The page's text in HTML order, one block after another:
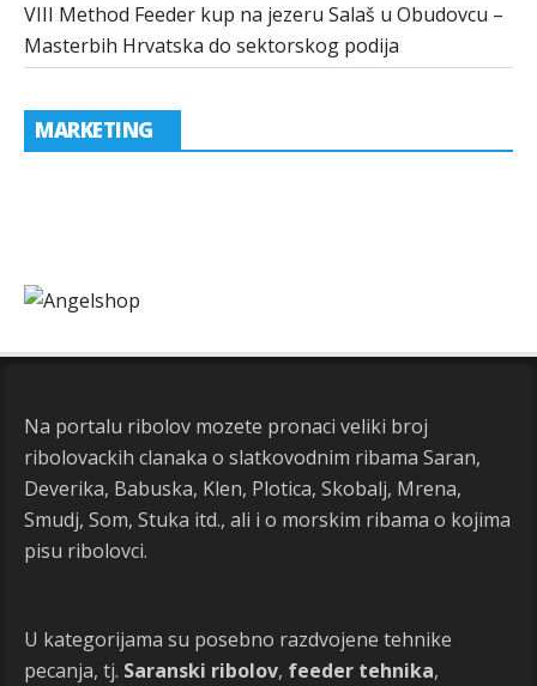
VIII Method Feeder kup na jezeru Salaš u Obudovcu –
Masterbih Hrvatska do sektorskog podija
MARKETING
Na portalu ribolov mozete pronaci veliki broj
ribolovackih clanaka o slatkovodnim ribama Saran,
Deverika, Babuska, Klen, Plotica, Skobalj, Mrena,
Smudj, Som, Stuka itd., ali i o morskim ribama o kojima
pisu ribolovci.
U kategorijama su posebno razdvojene tehnike
pecanja, tj. Saranski ribolov, feeder tehnika,